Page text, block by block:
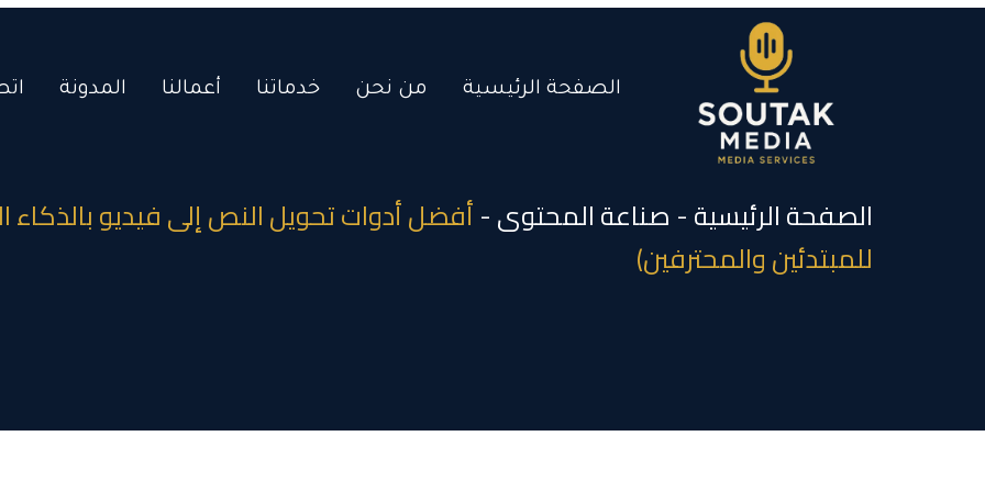
تخطي
الصفحة الرئيسية
من نحن خدماتنا أعمالنا المدونة
الصفحة الرئيسية- صناعة المحتوى-
للمبتدئين والمحترفين)